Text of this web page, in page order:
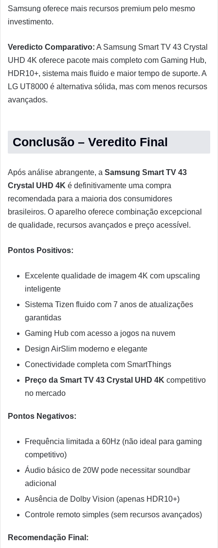
Samsung oferece mais recursos premium pelo mesmo
investimento.
Veredicto Comparativo: A Samsung Smart TV 43 Crystal
UHD 4K oferece pacote mais completo com Gaming Hub,
HDR10+, sistema mais fluido e maior tempo de suporte. A
LG UT8000 é alternativa sólida, mas com menos recursos
avançados.
Conclusão – Veredito Final
Após análise abrangente, a Samsung Smart TV 43
Crystal UHD 4K é definitivamente uma compra
recomendada para a maioria dos consumidores
brasileiros. O aparelho oferece combinação excepcional
de qualidade, recursos avançados e preço acessível.
Pontos Positivos:
Excelente qualidade de imagem 4K com upscaling
inteligente
Sistema Tizen fluido com 7 anos de atualizações
garantidas
Gaming Hub com acesso a jogos na nuvem
Design AirSlim moderno e elegante
Conectividade completa com SmartThings
Preço da Smart TV 43 Crystal UHD 4K competitivo
no mercado
Pontos Negativos:
Frequência limitada a 60Hz (não ideal para gaming
competitivo)
Áudio básico de 20W pode necessitar soundbar
adicional
Ausência de Dolby Vision (apenas HDR10+)
Controle remoto simples (sem recursos avançados)
Recomendação Final: